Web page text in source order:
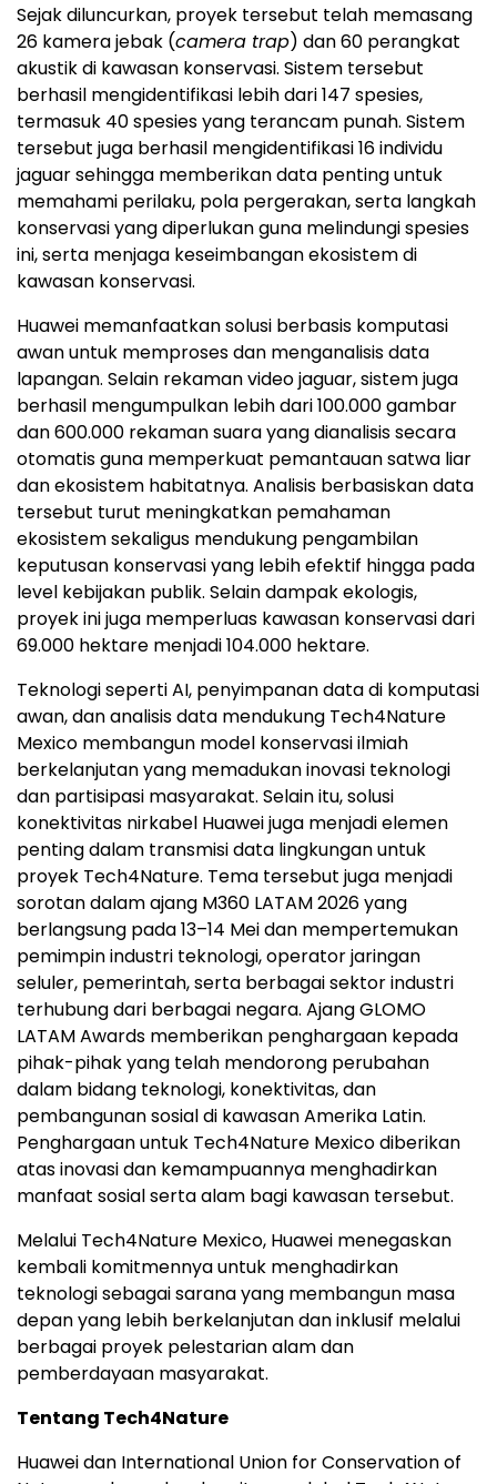
Sejak diluncurkan, proyek tersebut telah memasang
26 kamera jebak (camera trap) dan 60 perangkat
akustik di kawasan konservasi. Sistem tersebut
berhasil mengidentifikasi lebih dari 147 spesies,
termasuk 40 spesies yang terancam punah. Sistem
tersebut juga berhasil mengidentifikasi 16 individu
jaguar sehingga memberikan data penting untuk
memahami perilaku, pola pergerakan, serta langkah
konservasi yang diperlukan guna melindungi spesies
ini, serta menjaga keseimbangan ekosistem di
kawasan konservasi.
Huawei memanfaatkan solusi berbasis komputasi
awan untuk memproses dan menganalisis data
lapangan. Selain rekaman video jaguar, sistem juga
berhasil mengumpulkan lebih dari 100.000 gambar
dan 600.000 rekaman suara yang dianalisis secara
otomatis guna memperkuat pemantauan satwa liar
dan ekosistem habitatnya. Analisis berbasiskan data
tersebut turut meningkatkan pemahaman
ekosistem sekaligus mendukung pengambilan
keputusan konservasi yang lebih efektif hingga pada
level kebijakan publik. Selain dampak ekologis,
proyek ini juga memperluas kawasan konservasi dari
69.000 hektare menjadi 104.000 hektare.
Teknologi seperti AI, penyimpanan data di komputasi
awan, dan analisis data mendukung Tech4Nature
Mexico membangun model konservasi ilmiah
berkelanjutan yang memadukan inovasi teknologi
dan partisipasi masyarakat. Selain itu, solusi
konektivitas nirkabel Huawei juga menjadi elemen
penting dalam transmisi data lingkungan untuk
proyek Tech4Nature. Tema tersebut juga menjadi
sorotan dalam ajang M360 LATAM 2026 yang
berlangsung pada 13–14 Mei dan mempertemukan
pemimpin industri teknologi, operator jaringan
seluler, pemerintah, serta berbagai sektor industri
terhubung dari berbagai negara. Ajang GLOMO
LATAM Awards memberikan penghargaan kepada
pihak-pihak yang telah mendorong perubahan
dalam bidang teknologi, konektivitas, dan
pembangunan sosial di kawasan Amerika Latin.
Penghargaan untuk Tech4Nature Mexico diberikan
atas inovasi dan kemampuannya menghadirkan
manfaat sosial serta alam bagi kawasan tersebut.
Melalui Tech4Nature Mexico, Huawei menegaskan
kembali komitmennya untuk menghadirkan
teknologi sebagai sarana yang membangun masa
depan yang lebih berkelanjutan dan inklusif melalui
berbagai proyek pelestarian alam dan
pemberdayaan masyarakat.
Tentang Tech4Nature
Huawei dan International Union for Conservation of